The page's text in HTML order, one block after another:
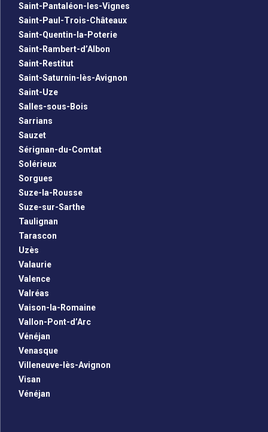
Saint-Pantaléon-les-Vignes
Saint-Paul-Trois-Châteaux
Saint-Quentin-la-Poterie
Saint-Rambert-d’Albon
Saint-Restitut
Saint-Saturnin-lès-Avignon
Saint-Uze
Salles-sous-Bois
Sarrians
Sauzet
Sérignan-du-Comtat
Solérieux
Sorgues
Suze-la-Rousse
Suze-sur-Sarthe
Taulignan
Tarascon
Uzès
Valaurie
Valence
Valréas
Vaison-la-Romaine
Vallon-Pont-d’Arc
Vénéjan
Venasque
Villeneuve-lès-Avignon
Visan
Vénéjan